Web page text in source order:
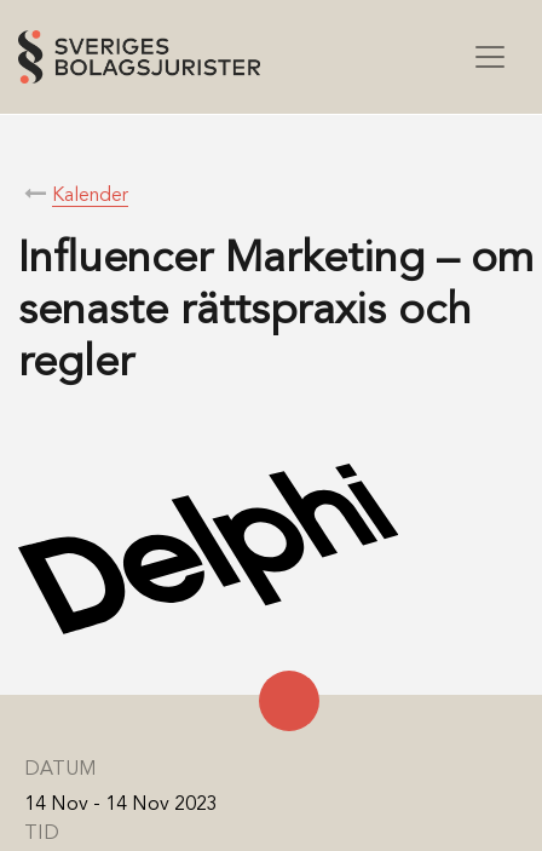
Kalender
Influencer Marketing – om
senaste rättspraxis och
regler
DATUM
14 Nov - 14 Nov 2023
TID